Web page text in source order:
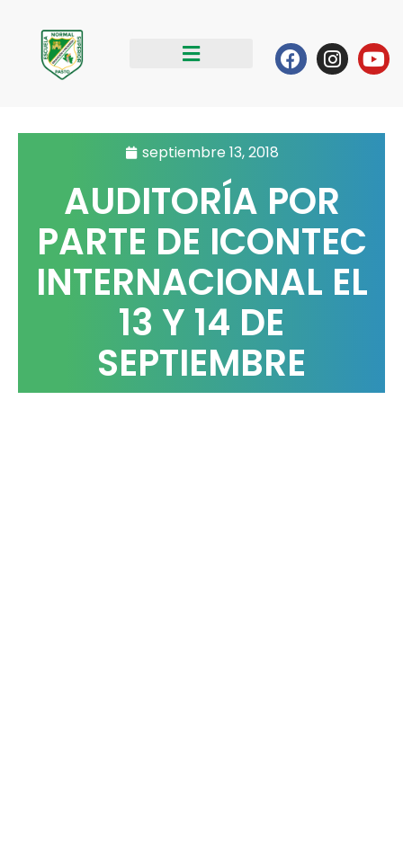
contenido
Facebook
septiembre 13, 2018
AUDITORÍA POR
PARTE DE ICONTEC
INTERNACIONAL EL
13 Y 14 DE
SEPTIEMBRE